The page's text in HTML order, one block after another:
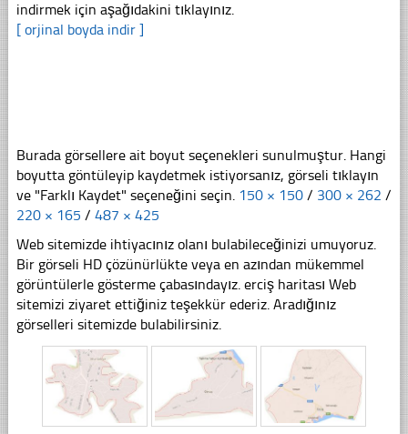
indirmek için aşağıdakini tıklayınız.
[ orjinal boyda indir ]
Burada görsellere ait boyut seçenekleri sunulmuştur. Hangi
boyutta göntüleyip kaydetmek istiyorsanız, görseli tıklayın
ve "Farklı Kaydet" seçeneğini seçin. 150 × 150 / 300 × 262 /
220 × 165 / 487 × 425
Web sitemizde ihtiyacınız olanı bulabileceğinizi umuyoruz.
Bir görseli HD çözünürlükte veya en azından mükemmel
görüntülerle gösterme çabasındayız. erciş haritası Web
sitemizi ziyaret ettiğiniz teşekkür ederiz. Aradığınız
görselleri sitemizde bulabilirsiniz.